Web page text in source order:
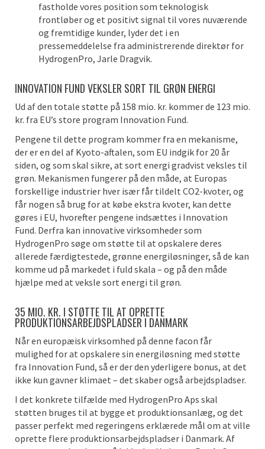
fastholde vores position som teknologisk
frontløber og et positivt signal til vores nuværende
og fremtidige kunder, lyder det i en
pressemeddelelse fra administrerende direktør for
HydrogenPro, Jarle Dragvik.
INNOVATION FUND VEKSLER SORT TIL GRØN ENERGI
Ud af den totale støtte på 158 mio. kr. kommer de 123 mio.
kr. fra EU’s store program Innovation Fund.
Pengene til dette program kommer fra en mekanisme,
der er en del af Kyoto-aftalen, som EU indgik for 20 år
siden, og som skal sikre, at sort energi gradvist veksles til
grøn. Mekanismen fungerer på den måde, at Europas
forskellige industrier hver især får tildelt CO2-kvoter, og
får nogen så brug for at købe ekstra kvoter, kan dette
gøres i EU, hvorefter pengene indsættes i Innovation
Fund. Derfra kan innovative virksomheder som
HydrogenPro søge om støtte til at opskalere deres
allerede færdigtestede, grønne energiløsninger, så de kan
komme ud på markedet i fuld skala – og på den måde
hjælpe med at veksle sort energi til grøn.
35 MIO. KR. I STØTTE TIL AT OPRETTE
PRODUKTIONSARBEJDSPLADSER I DANMARK
Når en europæisk virksomhed på denne facon får
mulighed for at opskalere sin energiløsning med støtte
fra Innovation Fund, så er der den yderligere bonus, at det
ikke kun gavner klimaet – det skaber også arbejdspladser.
I det konkrete tilfælde med HydrogenPro Aps skal
støtten bruges til at bygge et produktionsanlæg, og det
passer perfekt med regeringens erklærede mål om at ville
oprette flere produktionsarbejdspladser i Danmark. Af